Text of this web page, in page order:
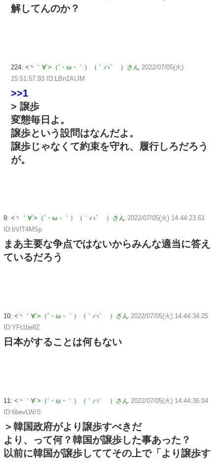
解してんのか？
224: <丶｀∀´>（´・ω・｀）（｀ハ´ ）さん 2022/07/05(火)
15:51:57.93 ID:LBn2AIJM
>>1
> 譲歩
変態毎日よ。
譲歩という設問はなんだよ。
譲歩じゃなくて約束を守れ、履行しろだろう
が。
9: <丶｀∀´>（´・ω・｀）（｀ハ´ ）さん 2022/07/05(火) 14:44:23.61
ID:bVlT4MSp
まあ主要な争点ではないからみんな適当に答え
ているだろう
10: <丶｀∀´>（´・ω・｀）（｀ハ´ ）さん 2022/07/05(火) 14:44:34.25
ID:YFt1be8Z
日本がすることは何もない
11: <丶｀∀´>（´・ω・｀）（｀ハ´ ）さん 2022/07/05(火) 14:44:36.04
ID:6bevLW/S
＞韓国政府がより譲歩すべきだ
より、って何？韓国が譲歩した事あった？
以前に韓国が譲歩しててその上で「より譲歩す